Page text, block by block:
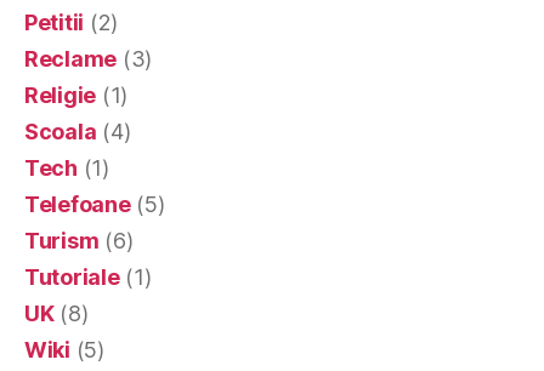
Petitii (2)
Reclame (3)
Religie (1)
Scoala (4)
Tech (1)
Telefoane(5)
Turism (6)
Tutoriale(1)
UK(8)
Wiki (5)